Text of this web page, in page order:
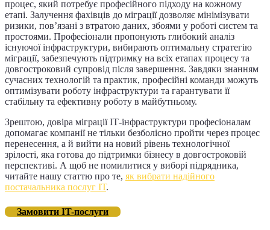
процес, який потребує професійного підходу на кожному
етапі. Залучення фахівців до міграції дозволяє мінімізувати
ризики, пов’язані з втратою даних, збоями у роботі систем та
простоями. Професіонали пропонують глибокий аналіз
існуючої інфраструктури, вибирають оптимальну стратегію
міграції, забезпечують підтримку на всіх етапах процесу та
довгостроковий супровід після завершення. Завдяки знанням
сучасних технологій та практик, професійні команди можуть
оптимізувати роботу інфраструктури та гарантувати її
стабільну та ефективну роботу в майбутньому.
Зрештою, довіра міграції ІТ-інфраструктури професіоналам
допомагає компанії не тільки безболісно пройти через процес
перенесення, а й вийти на новий рівень технологічної
зрілості, яка готова до підтримки бізнесу в довгостроковій
перспективі. А щоб не помилитися у виборі підрядника,
читайте нашу статтю про те, як вибрати надійного
постачальника послуг ІТ.
Замовити IT-послуги